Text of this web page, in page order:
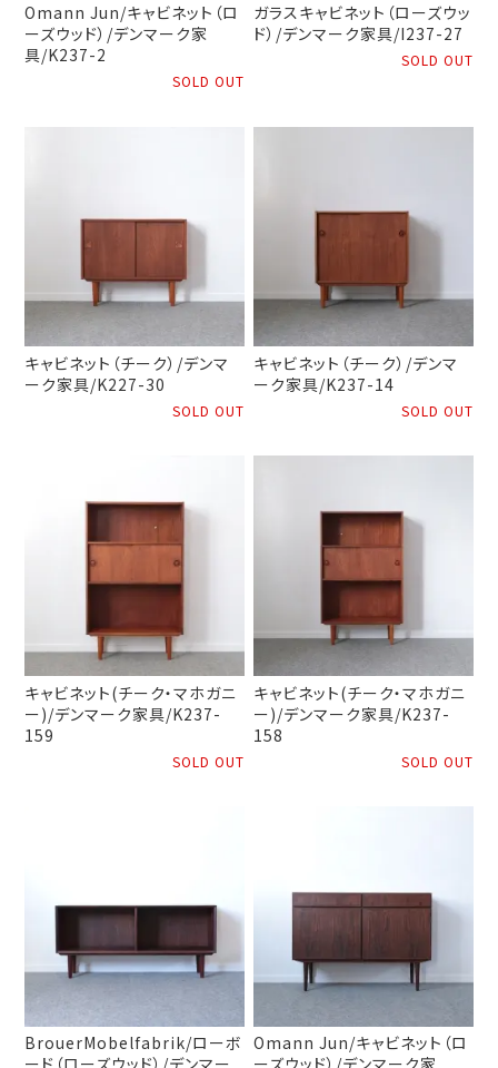
Omann Jun/キャビネット（ロ
ーズウッド）/デンマーク家
具/K237-2
SOLD OUT
ガラスキャビネット（ローズウッ
ド）/デンマーク家具/I237-27
SOLD OUT
キャビネット（チーク）/デンマ
ーク家具/K227-30
SOLD OUT
キャビネット（チーク）/デンマ
ーク家具/K237-14
SOLD OUT
キャビネット(チーク・マホガニ
ー)/デンマーク家具/K237-
159
SOLD OUT
キャビネット(チーク・マホガニ
ー)/デンマーク家具/K237-
158
SOLD OUT
BrouerMobelfabrik/ローボ
Omann Jun/キャビネット（ロ